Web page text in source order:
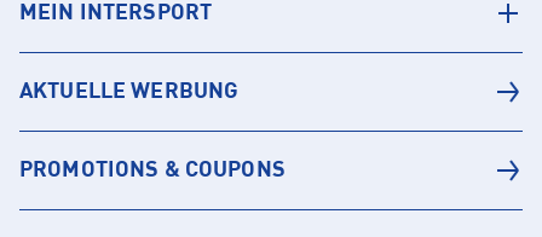
MEIN INTERSPORT
AKTUELLE WERBUNG
PROMOTIONS & COUPONS